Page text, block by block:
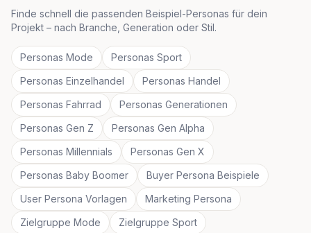
Finde schnell die passenden Beispiel-Personas für dein
Projekt – nach Branche, Generation oder Stil.
Personas Mode
Personas Sport
Personas Einzelhandel
Personas Handel
Personas Fahrrad
Personas Generationen
Personas Gen Z
Personas Gen Alpha
Personas Millennials
Personas Gen X
Personas Baby Boomer
Buyer Persona Beispiele
User Persona Vorlagen
Marketing Persona
Zielgruppe Mode
Zielgruppe Sport